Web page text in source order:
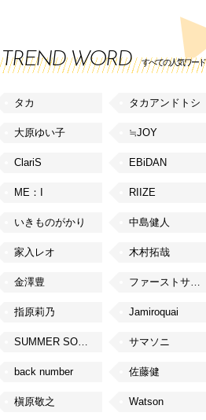
TREND WORD すべての人気ワード
タカ タカアンドトシ
大原ゆい子 ≒JOY
ClariS EBiDAN
ME：I RIIZE
いきものがかり 中島健人
家入レオ 木村拓哉
金澤豊 ファーストサマーウイカ
指原莉乃 Jamiroquai
SUMMER SONIC サマソニ
back number 佐藤健
槇原敬之 Watson